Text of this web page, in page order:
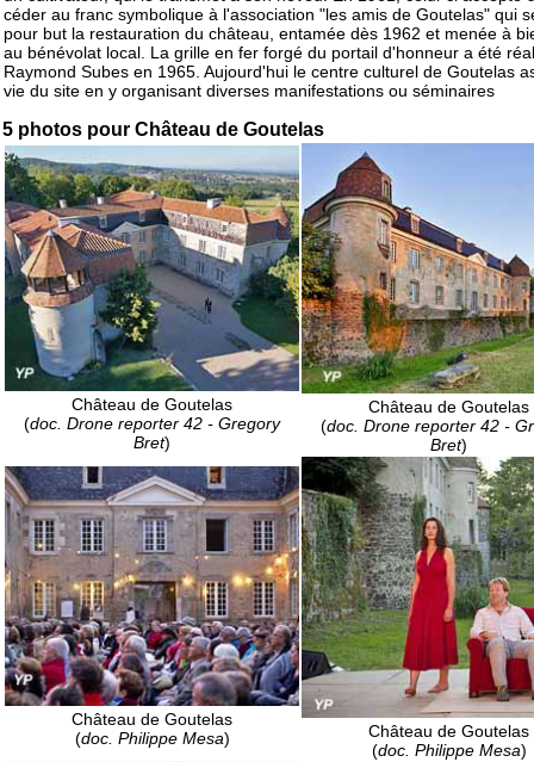
céder au franc symbolique à l'association "les amis de Goutelas" qui
pour but la restauration du château, entamée dès 1962 et menée à
au bénévolat local. La grille en fer forgé du portail d'honneur a été
Raymond Subes en 1965. Aujourd'hui le centre culturel de Goutelas
vie du site en y organisant diverses manifestations ou séminaires
5 photos pour Château de Goutelas
Château de Goutelas
(doc. Drone reporter 42 - Gregory
Bret)
Château de Goutelas
(doc. Drone reporter 42 -
Bret)
Château de Goutelas
(doc. Philippe Mesa)
Château de Goutelas
(doc. Philippe Mesa)